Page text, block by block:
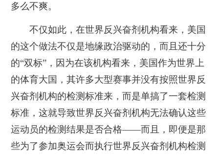
多么不爽。
不仅如此，在世界反兴奋剂机构看来，美国
的这个做法不仅是地缘政治驱动的，而且还十分
的“双标”，因为在该机构看来，美国作为世界上
的体育大国，其许多大型赛事并没有按照世界反
兴奋剂机构的检测标准来，而是单搞了一套检测
标准，这就导致世界反兴奋剂机构无法确认这些
运动员的检测结果是否合格——而且，即便是那
些为了参加奥运会而执行世界反兴奋剂机构检测